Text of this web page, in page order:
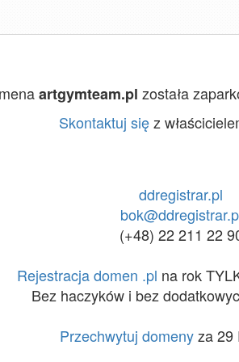
artgymteam.pl została
Skontaktuj sięz
ddregistrar.pl
(+48) 22 211 22
Rejestracja domen .pl na rok
Bez haczyków i bez
Przechwytuj domenyza 29